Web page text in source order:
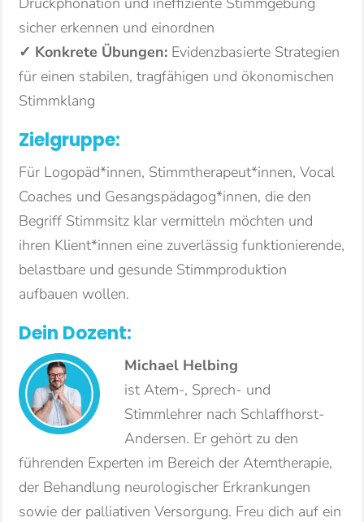
sicher erkennen und einordnen
✓ Konkrete Übungen: Evidenzbasierte Strategien
für einen stabilen, tragfähigen und ökonomischen
Stimmklang
Zielgruppe:
Für Logopäd*innen, Stimmtherapeut*innen, Vocal
Coaches und Gesangspädagog*innen, die den
Begriff Stimmsitz klar vermitteln möchten und
ihren Klient*innen eine zuverlässig funktionierende,
belastbare und gesunde Stimmproduktion
aufbauen wollen.
Dein Dozent:
Michael Helbing
ist Atem-, Sprech- und
Stimmlehrer nach Schlaffhorst-
Andersen. Er gehört zu den
führenden Experten im Bereich der Atemtherapie,
der Behandlung neurologischer Erkrankungen
sowie der palliativen Versorgung. Freu dich auf ein